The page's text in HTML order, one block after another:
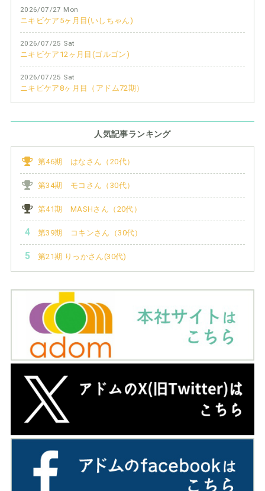
2026/07/27 Mon
ニキビケア5ヶ月目(いしちゃん)
2026/07/25 Sat
ニキビケア12ヶ月目(ゴルゴン)
2026/07/25 Sat
ニキビケア8ヶ月目（アドム72期）
人気記事ランキング
第46期 はなさん（20代）
第34期 モコさん（30代）
第41期 MASHさん（20代）
第39期 コキンさん（30代）
第21期 りっかさん(30代)